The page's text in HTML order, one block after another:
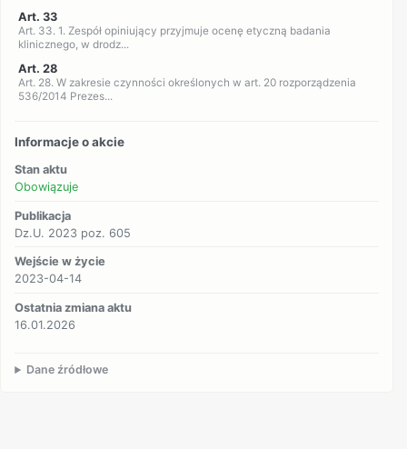
Art. 33
Art. 33. 1. Zespół opiniujący przyjmuje ocenę etyczną badania
klinicznego, w drodz...
Art. 28
Art. 28. W zakresie czynności określonych w art. 20 rozporządzenia
536/2014 Prezes...
Informacje o akcie
Stan aktu
Obowiązuje
Publikacja
Dz.U. 2023 poz. 605
Wejście w życie
2023-04-14
Ostatnia zmiana aktu
16.01.2026
Dane źródłowe